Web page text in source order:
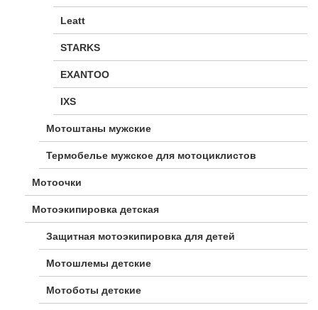
Leatt
STARKS
EXANTOO
IXS
Мотоштаны мужские
Термобелье мужское для мотоциклистов
Мотоочки
Мотоэкипировка детская
Защитная мотоэкипировка для детей
Мотошлемы детские
Мотоботы детские